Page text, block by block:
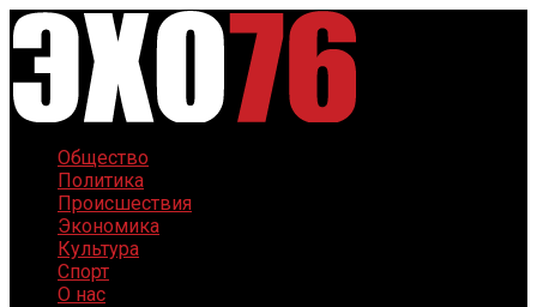
Общество
Политика
Происшествия
Экономика
Культура
Спорт
О нас